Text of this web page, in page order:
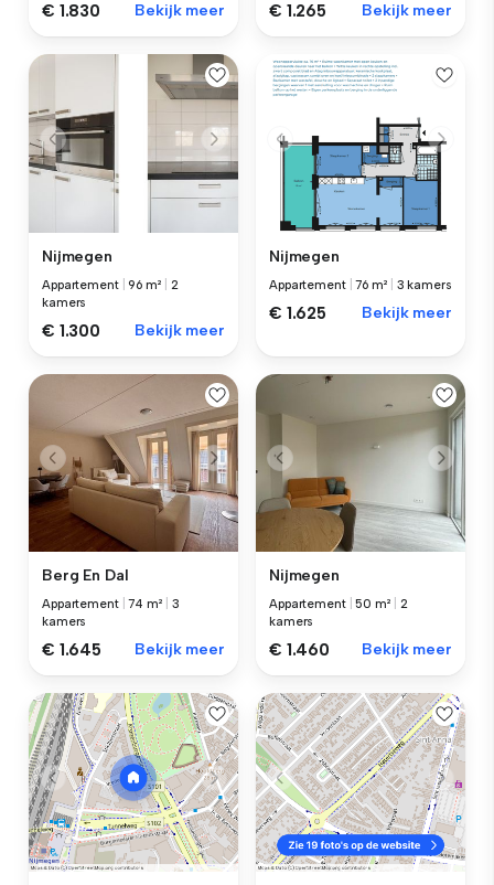
€ 1.830 Bekijk meer € 1.265 Bekijk meer
Nijmegen
Appartement |96 m²
2
kamers
€ 1.300 Bekijk meer
Nijmegen
Appartement |76 m² 3 kamers
€ 1.625 Bekijk meer
Berg En Dal
Appartement |74 m²
3
kamers
€ 1.645 Bekijk meer
Nijmegen
Appartement |50 m²
2
kamers
€ 1.460 Bekijk meer